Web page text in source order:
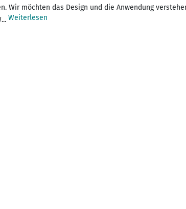
möchten das Design und die Anwendung
Weiterlesen